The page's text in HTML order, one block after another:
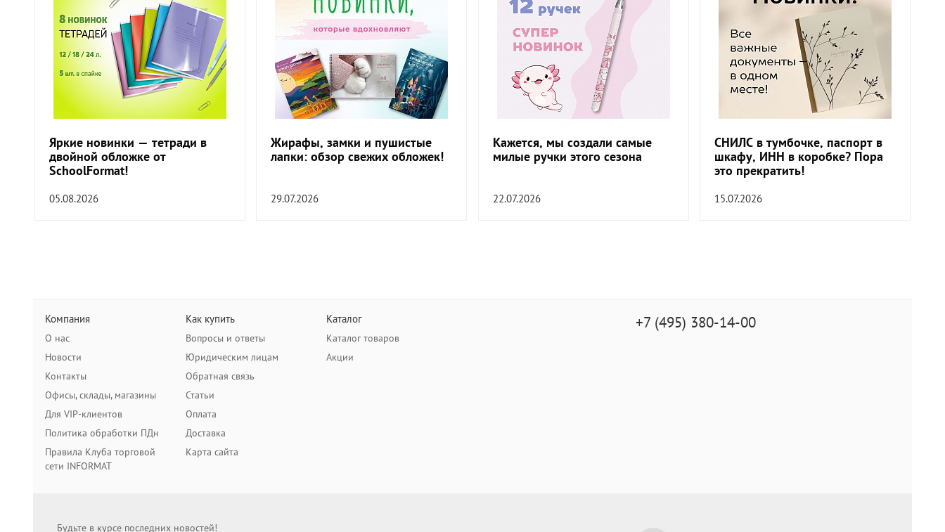
Яркие новинки — тетради в
двойной обложке от
SchoolFormat!
05.08.2026
Жирафы, замки и пушистые
лапки: обзор свежих обложек!
29.07.2026
Кажется, мы создали самые
милые ручки этого сезона
22.07.2026
СНИЛС в тумбочке, паспорт в
шкафу, ИНН в коробке? Пора
это прекратить!
15.07.2026
Компания
О нас
Новости
Контакты
Офисы, склады, магазины
Для VIP-клиентов
Политика обработки ПДн
Правила Клуба торговой
сети INFORMAT
Как купить
Вопросы и ответы
Юридическим лицам
Обратная связь
Статьи
Оплата
Доставка
Карта сайта
Каталог
Каталог товаров
Акции
+7 (495) 380-14-00
Будьте в курсе последних новостей!